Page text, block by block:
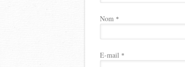
Nom *
E-mail *